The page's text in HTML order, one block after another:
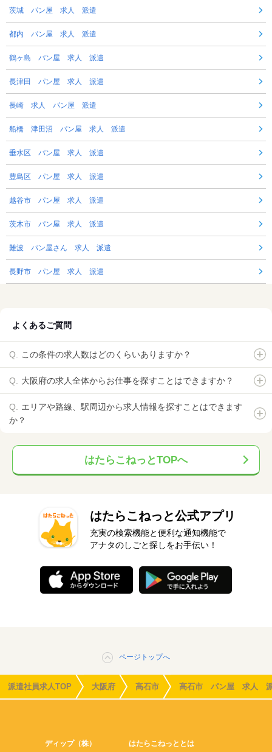
茨城 パン屋 求人 派遣
都内 パン屋 求人 派遣
鶴ヶ島 パン屋 求人 派遣
長津田 パン屋 求人 派遣
長崎 求人 パン屋 派遣
船橋 津田沼 パン屋 求人 派遣
垂水区 パン屋 求人 派遣
豊島区 パン屋 求人 派遣
越谷市 パン屋 求人 派遣
茨木市 パン屋 求人 派遣
難波 パン屋さん 求人 派遣
長野市 パン屋 求人 派遣
よくあるご質問
この条件の求人数はどのくらいありますか？
大阪府の求人全体からお仕事を探すことはできますか？
エリアや路線、駅周辺から求人情報を探すことはできます
か？
はたらこねっとTOPへ
はたらこねっと公式アプリ
充実の検索機能と便利な通知機能で
アナタのしごと探しをお手伝い！
ページトップへ
派遣社員求人TOP 大阪府 高石市 高石市 パン屋 求人 派
ディップ（株） はたらこねっととは